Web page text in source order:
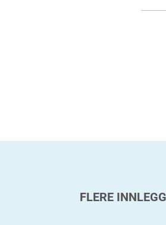
FLERE INNLEGG